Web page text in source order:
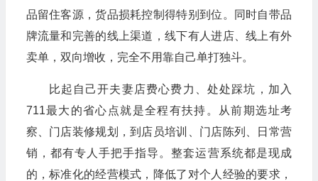
品留住客源，货品损耗控制得特别到位。同时自带品
牌流量和完善的线上渠道，线下有人进店、线上有外
卖单，双向增收，完全不用靠自己单打独斗。
比起自己开夫妻店费心费力、处处踩坑，加入
711最大的省心点就是全程有扶持。从前期选址考
察、门店装修规划，到店员培训、门店陈列、日常营
销，都有专人手把手指导。整套运营系统都是现成
的，标准化的经营模式，降低了对个人经验的要求，